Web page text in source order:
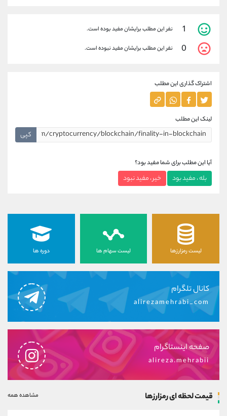
1 نفر این مطلب برایشان مفید بوده است.
0 نفر این مطلب برایشان مفید نبوده است.
اشتراک گذاری این مطلب
لینک این مطلب
کپی
آیا این مطلب برای شما مفید بود؟
بله ، مفید بود خیر ، مفید نبود
لیست رمزارزها لیست سهام ها دوره ها
کانال تلگرام
alirezamehrabi_com
صفحه اینستاگرام
alireza.mehrabii
قیمت لحظه ای رمزارزها مشاهده همه